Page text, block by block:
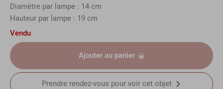
Diamètre par lampe : 14 cm
Hauteur par lampe : 19 cm
Vendu
Ajouter au panier
Prendre rendez-vous pour voir cet objet